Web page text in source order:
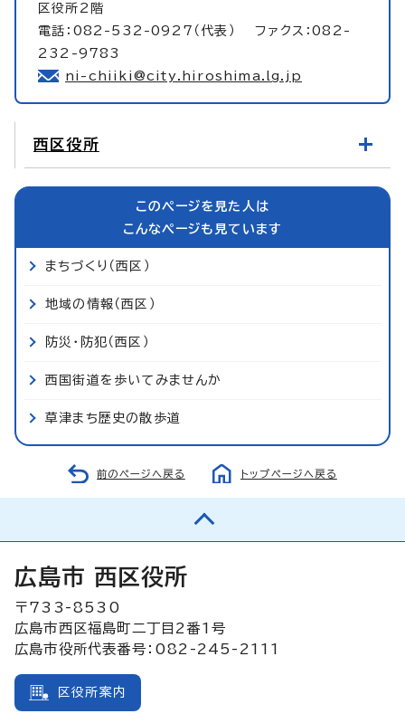
区役所2階
電話：082-532-0927（代表） ファクス：082-
232-9783
ni-chiiki@city.hiroshima.lg.jp
西区役所
このページを見た人は
こんなページも見ています
まちづくり（西区）
地域の情報（西区）
防災・防犯（西区）
西国街道を歩いてみませんか
草津まち歴史の散歩道
前のページへ戻る トップページへ戻る
広島市 西区役所
〒733-8530
広島市西区福島町二丁目2番1号
広島市役所代表番号：082-245-2111
区役所案内